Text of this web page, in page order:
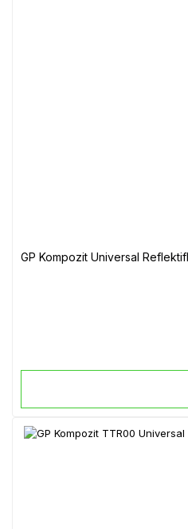
GP Kompozit Universal